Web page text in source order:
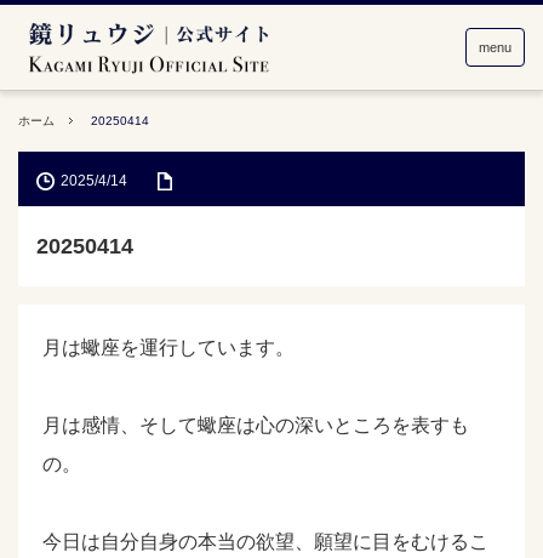
menu
ホーム 20250414
2025/4/14
20250414
月は蠍座を運行しています。
月は感情、そして蠍座は心の深いところを表すも
の。
今日は自分自身の本当の欲望、願望に目をむけるこ